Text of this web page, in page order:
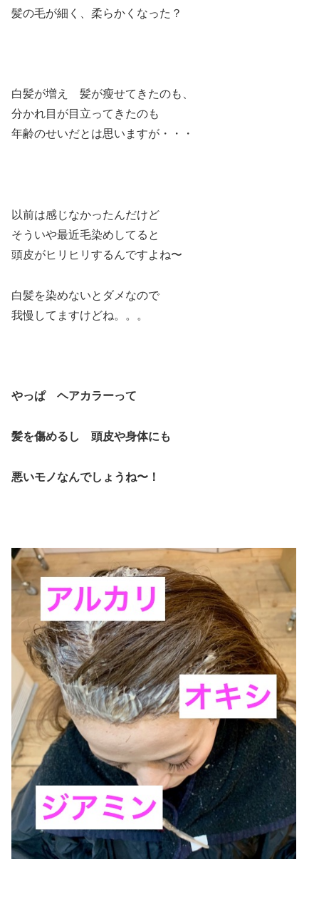
髪の毛が細く、柔らかくなった？
白髪が増え 髪が瘦せてきたのも、
分かれ目が目立ってきたのも
年齢のせいだとは思いますが・・・
以前は感じなかったんだけど
そういや最近毛染めしてると
頭皮がヒリヒリするんですよね〜
白髪を染めないとダメなので
我慢してますけどね。。。
やっぱ ヘアカラーって
髪を傷めるし 頭皮や身体にも
悪いモノなんでしょうね〜！